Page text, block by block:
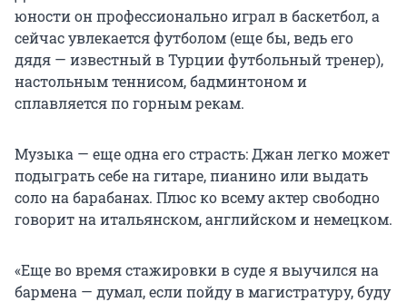
юности он профессионально играл в баскетбол, а
сейчас увлекается футболом (еще бы, ведь его
дядя — известный в Турции футбольный тренер),
настольным теннисом, бадминтоном и
сплавляется по горным рекам.
Музыка — еще одна его страсть: Джан легко может
подыграть себе на гитаре, пианино или выдать
соло на барабанах. Плюс ко всему актер свободно
говорит на итальянском, английском и немецком.
«Еще во время стажировки в суде я выучился на
бармена — думал, если пойду в магистратуру, буду